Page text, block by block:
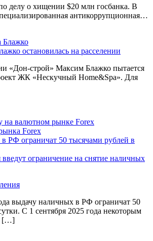
делу о хищении $20 млн госбанка. В
антикоррупционная…
остановилась на расселении
«Дон-строй» Максим Блажко пытается
ЖК «Нескучный Home&Spa». Для
на валютном рынке Forex
Forex
введут ограничение на снятие наличных
выдачу наличных в РФ ограничат 50
С 1 сентября 2025 года некоторым
[…]